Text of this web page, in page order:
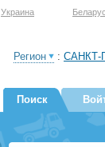
Украина
Регион : САНКТ-
Поиск